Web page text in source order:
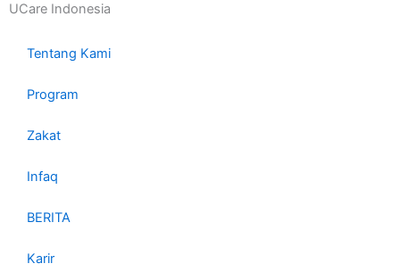
UCare Indonesia
Tentang Kami
Program
Zakat
Infaq
BERITA
Karir